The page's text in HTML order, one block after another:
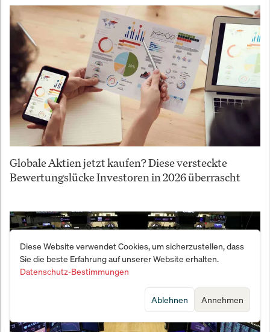
Globale Aktien jetzt kaufen? Diese versteckte
Bewertungslücke Investoren in 2026 überrascht
Diese Website verwendet Cookies, um sicherzustellen, dass
Sie die beste Erfahrung auf unserer Website erhalten.
Datenschutz-Bestimmungen
Annehmen
Ablehnen